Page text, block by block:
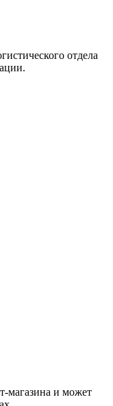
отдела
магазина и может